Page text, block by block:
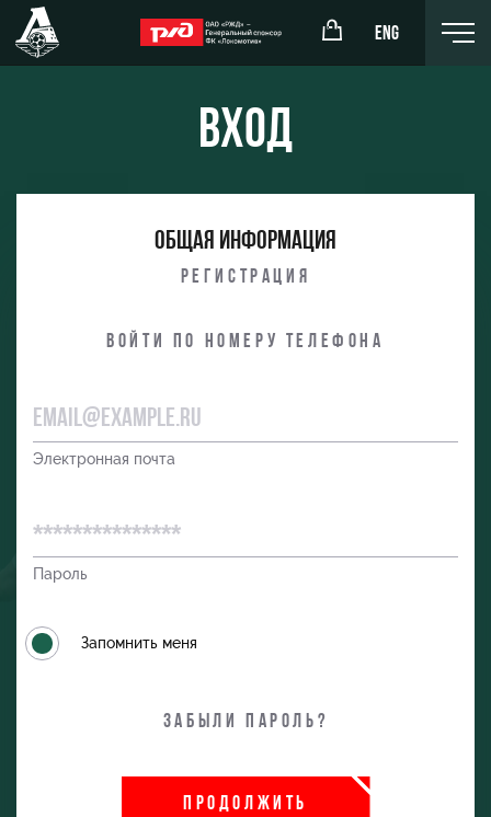
ENG
Организация мероприятий
Аренда площадей
Вход
Общая информация
Регистрация
Войти по номеру телефона
Электронная почта
Пароль
Запомнить меня
Забыли пароль?
ПРОДОЛЖИТЬ